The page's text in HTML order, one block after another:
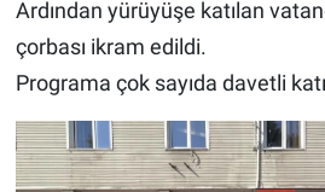
Ardından yürüyüşe katılan
çorbası ikram edildi.
Programa çok sayıda davetli